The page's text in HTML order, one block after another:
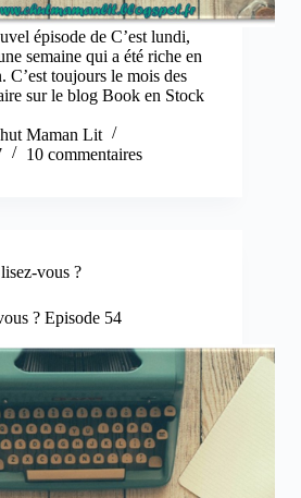
épisode de C’est lundi,
semaine qui a été riche en
C’est toujours le mois des
sur le blog Book en Stock
Maman Lit
10 commentaires
vous ?
? Episode 54